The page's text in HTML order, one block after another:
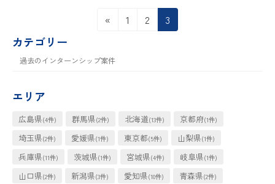
稿
の
ー
ジ
送
り
«
固1
固
2
固
定
3
カテゴリー
過去のインターンシップ案件
エリア
広島県(4件) 群馬県(2件) 北海道(13件) 京都府(1件)
埼玉県(2件) 愛媛県(1件) 東京都(5件) 山梨県(1件)
兵庫県(11件) 茨城県(1件) 宮城県(4件) 岐阜県(1件)
山口県(2件) 新潟県(3件) 愛知県(10件) 青森県(2件)